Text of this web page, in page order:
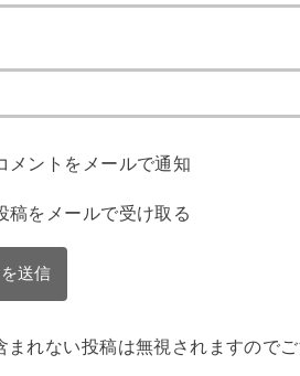
メントをメールで通知
稿をメールで受け取る
まれない投稿は無視されますので